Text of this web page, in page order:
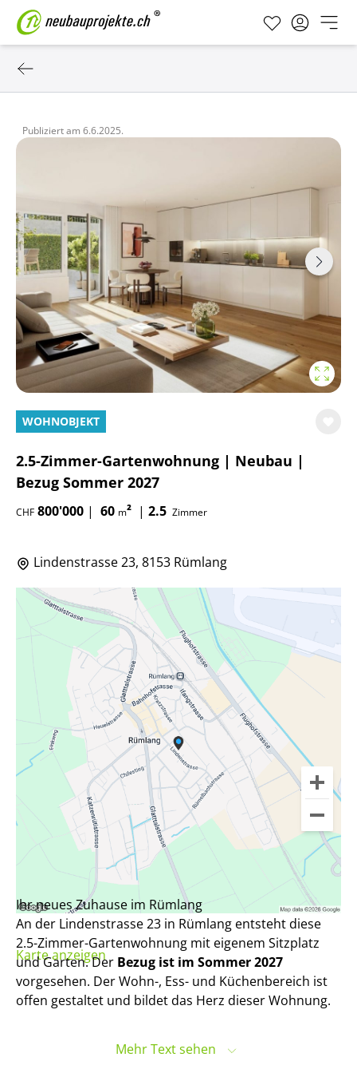
Publiziert am 6.6.2025.
WOHNOBJEKT
2.5-Zimmer-Gartenwohnung | Neubau |
Bezug Sommer 2027
CHF 800'000 | 60 m² | 2.5 Zimmer
Lindenstrasse 23, 8153 Rümlang
Karte anzeigen
Ihr neues Zuhause im Rümlang
An der Lindenstrasse 23 in Rümlang entsteht diese
2.5-Zimmer-Gartenwohnung mit eigenem Sitzplatz
und Garten. Der Bezug ist im Sommer 2027
vorgesehen. Der Wohn-, Ess- und Küchenbereich ist
offen gestaltet und bildet das Herz dieser Wohnung.
erreichbar und bietet optimale Verbindungen an den
Mehr Text sehen